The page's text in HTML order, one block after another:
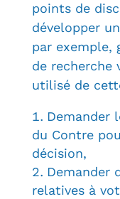
points de
développer
par exemple,
de recherche
utilisé de
Demander
du Contre
décision,
Demander
relatives à